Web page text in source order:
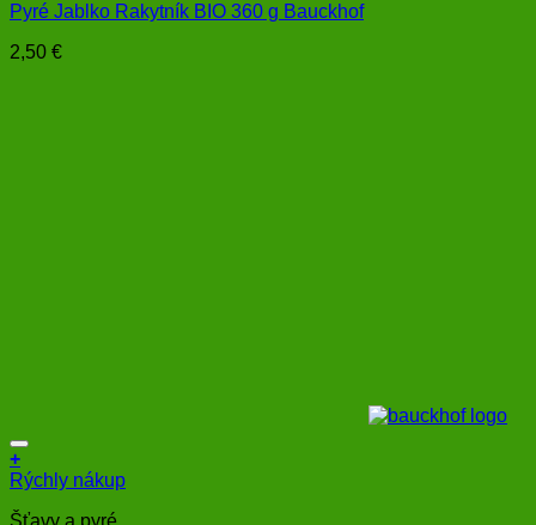
Pyré Jablko Rakytník BIO 360 g Bauckhof
2,50 €
+
Rýchly nákup